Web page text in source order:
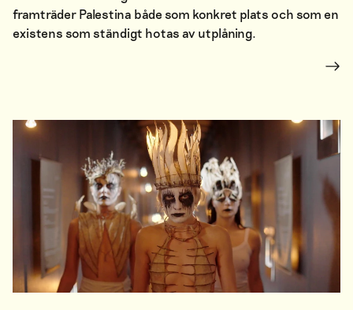
framträder Palestina både som konkret plats och som en
existens som ständigt hotas av utplåning.